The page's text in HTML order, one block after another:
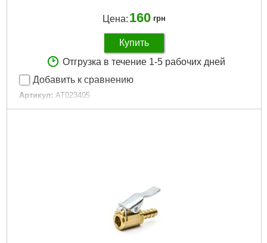
Цена: 160 грн
Купить
Отгрузка в течение 1-5 рабочих дней
Добавить к сравнению
Артикул: AT023405
Код товара: 23.18.16